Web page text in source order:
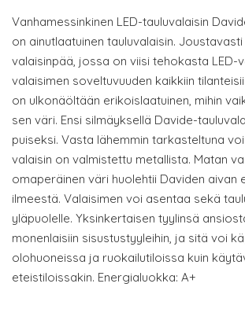
Vanhamessinkinen LED-tauluvalaisin
on ainutlaatuinen tauluvalaisin.
valaisinpää, jossa on viisi tehokasta LED-
valaisimen soveltuvuuden kaikkiin
on ulkonäöltään erikoislaatuinen, mihin
sen väri. Ensi silmäyksellä Davide-
puiseksi. Vasta lähemmin tarkasteltuna
valaisin on valmistettu metallista. Matan
omaperäinen väri huolehtii Daviden aivan
ilmeestä. Valaisimen voi asentaa sekä
yläpuolelle. Yksinkertaisen tyylinsä
monenlaisiin sisustustyyleihin, ja sitä voi
olohuoneissa ja ruokailutiloissa kuin
eteistiloissakin. Energialuokka: A+